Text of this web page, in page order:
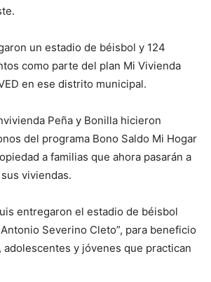
un estadio de béisbol y 124
como parte del plan Mi Vivienda
en ese distrito municipal.
Peña y Bonilla hicieron
del programa Bono Saldo Mi Hogar
a familias que ahora pasarán a
viviendas.
entregaron el estadio de béisbol
Severino Cleto”, para beneficio
y jóvenes que practican